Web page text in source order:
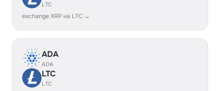
LTC
exchange XRP на LTC →
ADA
ADA
LTC
LTC